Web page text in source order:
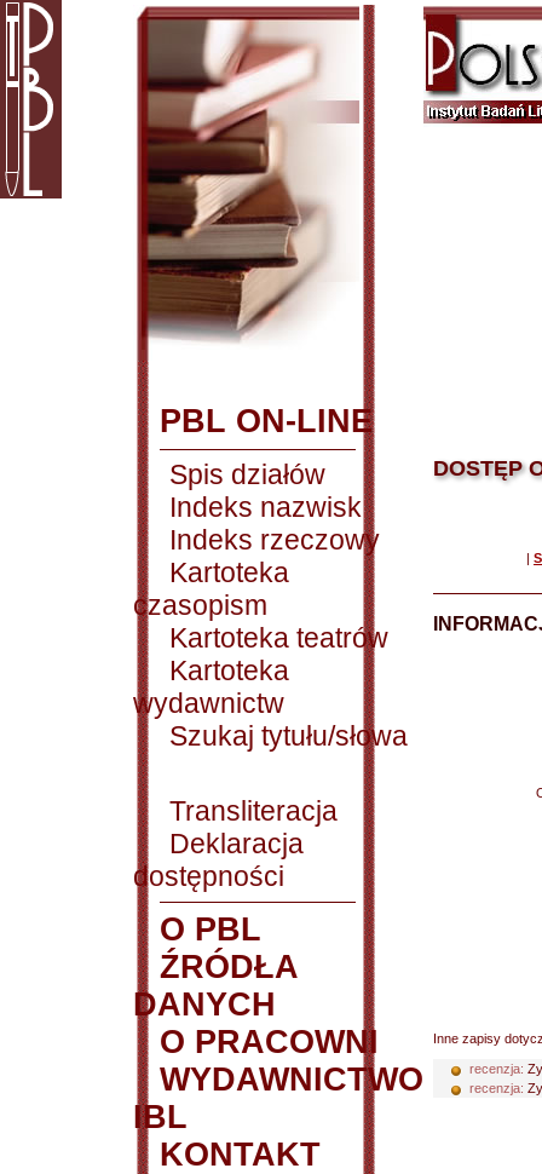
PBL ON-LINE
Spis działów
Indeks nazwisk
Indeks rzeczowy
Kartoteka
czasopism
Kartoteka teatrów
Kartoteka
wydawnictw
Szukaj tytułu/słowa
Transliteracja
Deklaracja
dostępności
O PBL
ŹRÓDŁA
DANYCH
O PRACOWNI
WYDAWNICTWO
IBL
KONTAKT
DOSTĘP
|
Inne zapisy
recenzja:
recenzja: